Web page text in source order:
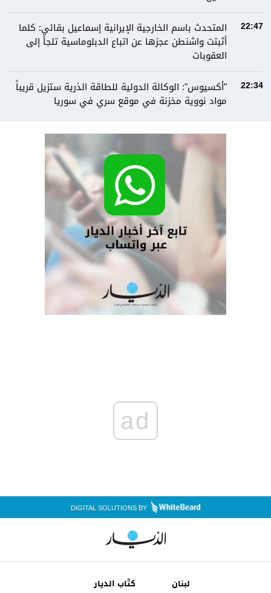
22:47
المتحدث باسم الخارجية الإيرانية إسماعيل بقائي: كلما
أثبتت واشنطن عجزها عن اتباع الدبلوماسية تلجأ إلى
العقوبات
22:34
"أكسيوس": الوكالة الدولية للطاقة الذرية ستزيل قريباً
مواد نووية مخزنة في موقع سري في سوريا
ad
DIGITAL SOLUTIONS BY
لبنان كتّاب الديار